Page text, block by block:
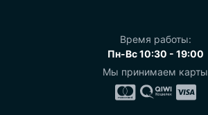
Время работы:
Пн-Вс 10:30 - 19:00
Мы принимаем карты